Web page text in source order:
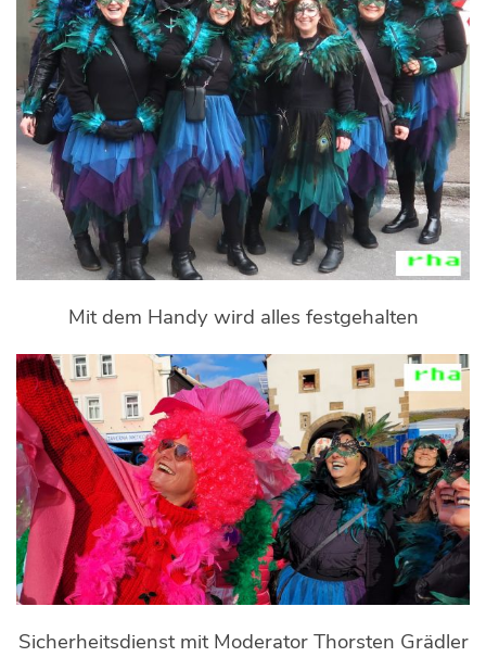
Mit dem Handy wird alles festgehalten
Sicherheitsdienst mit Moderator Thorsten Grädler